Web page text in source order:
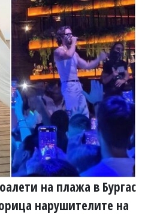
на плажа в Бургас
нарушителите на